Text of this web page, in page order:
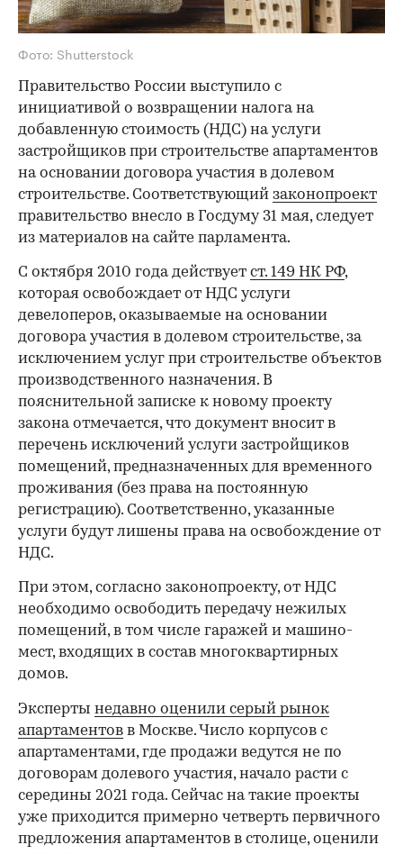
Фото: Shutterstock
Правительство России выступило с
инициативой о возвращении налога на
добавленную стоимость (НДС) на услуги
застройщиков при строительстве апартаментов
на основании договора участия в долевом
строительстве. Соответствующий законопроект
правительство внесло в Госдуму 31 мая, следует
из материалов на сайте парламента.
С октября 2010 года действует ст. 149 НК РФ,
которая освобождает от НДС услуги
девелоперов, оказываемые на основании
договора участия в долевом строительстве, за
исключением услуг при строительстве объектов
производственного назначения. В
пояснительной записке к новому проекту
закона отмечается, что документ вносит в
перечень исключений услуги застройщиков
помещений, предназначенных для временного
проживания (без права на постоянную
регистрацию). Соответственно, указанные
услуги будут лишены права на освобождение от
НДС.
При этом, согласно законопроекту, от НДС
необходимо освободить передачу нежилых
помещений, в том числе гаражей и машино-
мест, входящих в состав многоквартирных
домов.
Эксперты недавно оценили серый рынок
апартаментов в Москве. Число корпусов с
апартаментами, где продажи ведутся не по
договорам долевого участия, начало расти с
середины 2021 года. Сейчас на такие проекты
уже приходится примерно четверть первичного
предложения апартаментов в столице, оценили